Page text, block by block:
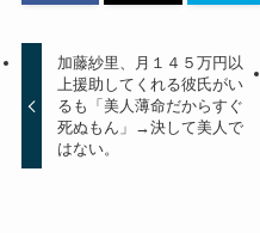
加藤紗里、月１４５万円以
上援助してくれる彼氏がい
るも「美人薄命だからすぐ
死ぬもん」→決して美人で
はない。